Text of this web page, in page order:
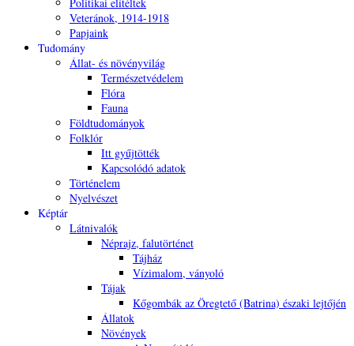
Veteránok, 1914-1918
Papjaink
Tudomány
Állat- és növényvilág
Természetvédelem
Flóra
Fauna
Földtudományok
Folklór
Itt gyűjtötték
Kapcsolódó adatok
Történelem
Nyelvészet
Képtár
Látnivalók
Néprajz, falutörténet
Tájház
Vízimalom, ványoló
Tájak
Kőgombák az Öregtető (Batrina) északi lejtőjén
Állatok
Növények